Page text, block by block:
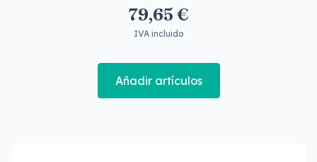
79,65 €
IVA incluido
Añadir artículos